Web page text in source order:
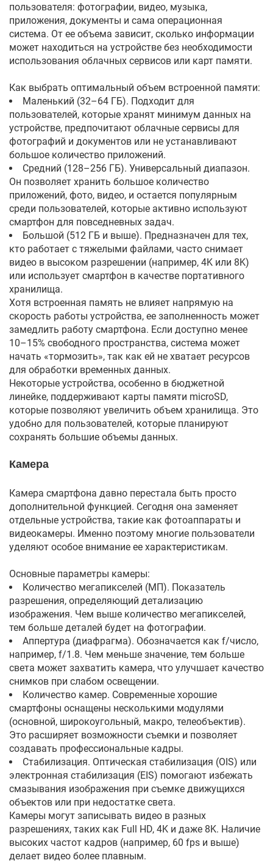
пользователя: фотографии, видео, музыка,
приложения, документы и сама операционная
система. От ее объема зависит, сколько информации
может находиться на устройстве без необходимости
использования облачных сервисов или карт памяти.
Как выбрать оптимальный объем встроенной памяти:
Маленький (32–64 ГБ). Подходит для
пользователей, которые хранят минимум данных на
устройстве, предпочитают облачные сервисы для
фотографий и документов или не устанавливают
большое количество приложений.
Средний (128–256 ГБ). Универсальный диапазон.
Он позволяет хранить большое количество
приложений, фото, видео, и остается популярным
среди пользователей, которые активно используют
смартфон для повседневных задач.
Большой (512 ГБ и выше). Предназначен для тех,
кто работает с тяжелыми файлами, часто снимает
видео в высоком разрешении (например, 4K или 8K)
или использует смартфон в качестве портативного
хранилища.
Хотя встроенная память не влияет напрямую на
скорость работы устройства, ее заполненность может
замедлить работу смартфона. Если доступно менее
10–15% свободного пространства, система может
начать «тормозить», так как ей не хватает ресурсов
для обработки временных данных.
Некоторые устройства, особенно в бюджетной
линейке, поддерживают карты памяти microSD,
которые позволяют увеличить объем хранилища. Это
удобно для пользователей, которые планируют
сохранять большие объемы данных.
Камера
Камера смартфона давно перестала быть просто
дополнительной функцией. Сегодня она заменяет
отдельные устройства, такие как фотоаппараты и
видеокамеры. Именно поэтому многие пользователи
уделяют особое внимание ее характеристикам.
Основные параметры камеры:
Количество мегапикселей (МП). Показатель
разрешения, определяющий детализацию
изображения. Чем выше количество мегапикселей,
тем больше деталей будет на фотографии.
Аппертура (диафрагма). Обозначается как f/число,
например, f/1.8. Чем меньше значение, тем больше
света может захватить камера, что улучшает качество
снимков при слабом освещении.
Количество камер. Современные хорошие
смартфоны оснащены несколькими модулями
(основной, широкоугольный, макро, телеобъектив).
Это расширяет возможности съемки и позволяет
создавать профессиональные кадры.
Стабилизация. Оптическая стабилизация (OIS) или
электронная стабилизация (EIS) помогают избежать
смазывания изображения при съемке движущихся
объектов или при недостатке света.
Камеры могут записывать видео в разных
разрешениях, таких как Full HD, 4K и даже 8K. Наличие
высоких частот кадров (например, 60 fps и выше)
делает видео более плавным.